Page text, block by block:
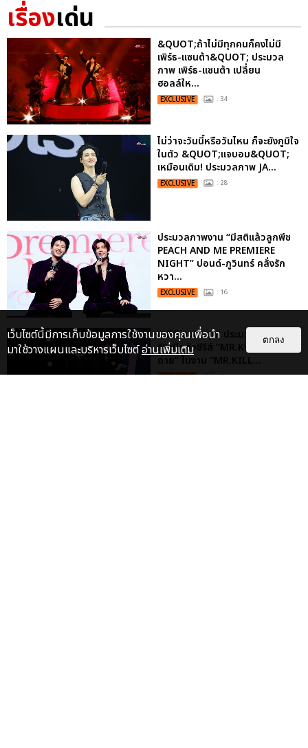
เรื่องเด่น
&QUOT;ถ้าไม่มีทุกคนก็คงไม่มี
เพิร์ธ-แซนต้า&QUOT; ประมวล
ภาพ เพิร์ธ-แซนต้า เปลี่ยน
ฮอลล์ให...
EXCLUSIVE : 34
ไม่ว่าจะวันนี้หรือวันไหน ก็จะยังภูมิใจ
ในตัว &QUOT;แจบอม&QUOT;
เหมือนเดิม! ประมวลภาพ JA...
EXCLUSIVE : 28
ประมวลภาพงาน “มีสติแล้วลูกพีช
PEACH AND ME PREMIERE
NIGHT” ปอนด์-ภูวินทร์ คลั่งรัก
หวา...
EXCLUSIVE : 16
เคมีดี มวลสนุก! ประมวลภาพ “ดิว-
ธี” เปิดตัวซีรีส์ “MR.KILL มังงะสั่ง
ตาย” ในงาน “MR.KILL...
EXCLUSIVE : 14
เว็บไซต์นี้มีการเก็บข้อมูลการใช้งานของคุณเพื่อนำ
มาใช้วางแผนและบริหารเว็บไซต์อ่านเพิ่มเติม
ตกลง